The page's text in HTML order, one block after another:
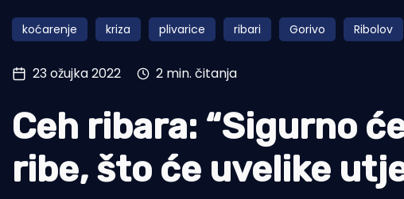
Pomorstvo
Ribolov
Tradicija i kultura
koćarenje kriza plivarice ribari Gorivo Ribolov
23 ožujka 2022 2 min. čitanja
Ceh ribara: “Sigurno
ribe, što će uvelike